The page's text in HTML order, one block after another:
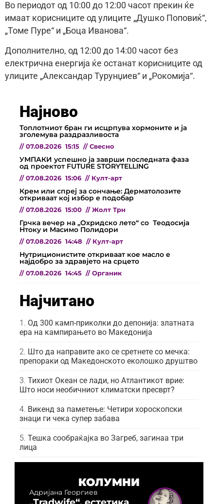
Во периодот од 10:00 до 12:00 часот прекин ќе
имаат корисниците од улиците „Душко Поповиќ“,
„Томе Пуре“ и „Боца Иванова“.
Дополнително, од 12:00 до 14:00 часот без
електрична енергија ќе останат корисниците од
улиците „Александар Турунџиев“ и „Рокомија“.
Најново
Топлотниот бран ги исцрпува хормоните и ја
зголемува раздразливоста
// 07.08.2026 15:15 // Свесно
УМПАКИ успешно ја заврши последната фаза
од проектот FUTURE STORYTELLING
// 07.08.2026 15:06 // Култ-арт
Крем или спреј за сончање: Дерматолозите
откриваат кој избор е подобар
// 07.08.2026 15:00 // Жолт Трн
Грчка вечер на „Охридско лето“ со Теодосија
Нтоку и Масимо Полидори
// 07.08.2026 14:48 // Култ-арт
Нутриционистите откриваат кое масло е
најдобро за здравјето на срцето
// 07.08.2026 14:45 // Органик
Најчитано
Од 300 камп-приколки до депонија: златната
ера на кампирањето во Македонија
Што да направите ако се сретнете со мечка:
препораки од Македонското еколошко друштво
Тихиот Океан се лади, но Атлантикот врие:
Што носи необичниот климатски пресврт?
Викенд за паметење: Четири хороскопски
знаци ги чека супер забава
Тешка сообраќајка во Загреб, загинаа три
лица
КОЛУМНИ
Адријана Георгиев